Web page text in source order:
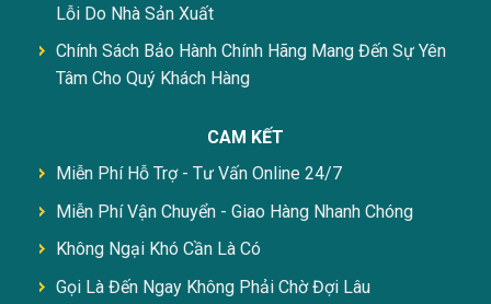
Lỗi Do Nhà Sản Xuất
Chính Sách Bảo Hành Chính Hãng Mang Đến Sự Yên
Tâm Cho Quý Khách Hàng
CAM KẾT
Miễn Phí Hỗ Trợ - Tư Vấn Online 24/7
Miễn Phí Vận Chuyển - Giao Hàng Nhanh Chóng
Không Ngại Khó Cần Là Có
Gọi Là Đến Ngay Không Phải Chờ Đợi Lâu